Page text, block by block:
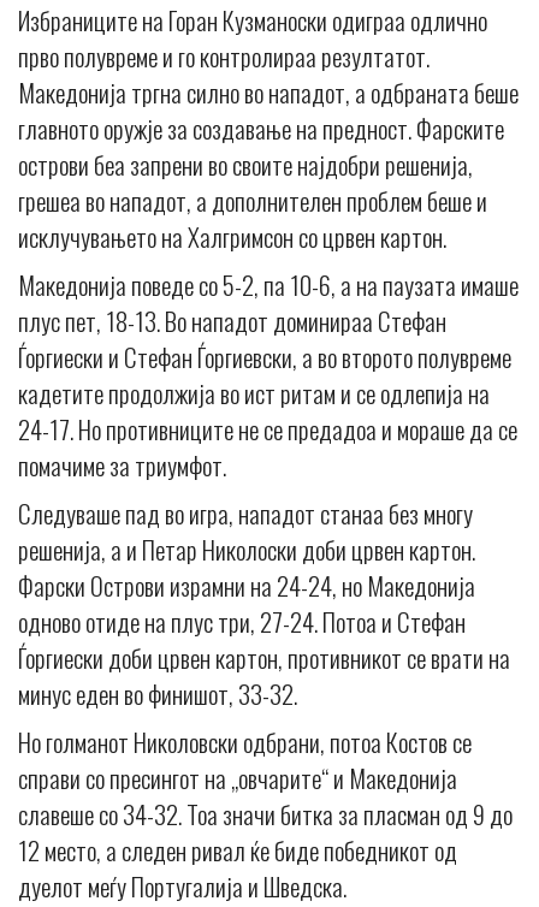
Избраниците на Горан Кузманоски одиграа одлично
прво полувреме и го контролираа резултатот.
Македонија тргна силно во нападот, а одбраната беше
главното оружје за создавање на предност. Фарските
острови беа запрени во своите најдобри решенија,
грешеа во нападот, а дополнителен проблем беше и
исклучувањето на Халгримсон со црвен картон.
Македонија поведе со 5-2, па 10-6, а на паузата имаше
плус пет, 18-13. Во нападот доминираа Стефан
Ѓоргиески и Стефан Ѓоргиевски, а во второто полувреме
кадетите продолжија во ист ритам и се одлепија на
24-17. Но противниците не се предадоа и мораше да се
помачиме за триумфот.
Следуваше пад во игра, нападот станаа без многу
решенија, а и Петар Николоски доби црвен картон.
Фарски Острови израмни на 24-24, но Македонија
одново отиде на плус три, 27-24. Потоа и Стефан
Ѓоргиески доби црвен картон, противникот се врати на
минус еден во финишот, 33-32.
Но голманот Николовски одбрани, потоа Костов се
справи со пресингот на „овчарите“ и Македонија
славеше со 34-32. Тоа значи битка за пласман од 9 до
12 место, а следен ривал ќе биде победникот од
дуелот меѓу Португалија и Шведска.